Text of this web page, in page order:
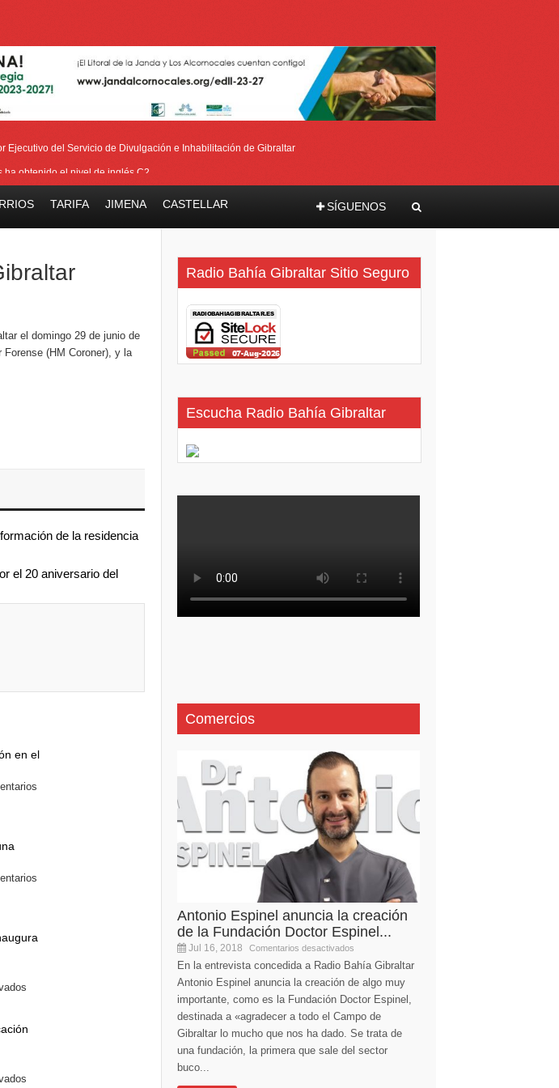
Ejecutivo del Servicio de Divulgación e Inhabilitación de Gibraltar
ha obtenido el nivel de inglés C2
TARIFA JIMENA CASTELLAR SÍGUENOS
el domingo 29 de junio de
(HM Coroner), y la
de la residencia
el 20 aniversario del
en el
Radio Bahía Gibraltar Sitio Seguro
Escucha Radio Bahía Gibraltar
Comercios
Antonio Espinel anuncia la creación
de la Fundación Doctor Espinel...
Jul 16, 2018 Comentarios desactivados
En la entrevista concedida a Radio Bahía Gibraltar
Antonio Espinel anuncia la creación de algo muy
importante, como es la Fundación Doctor Espinel,
destinada a «agradecer a todo el Campo de
Gibraltar lo mucho que nos ha dado. Se trata de
una fundación, la primera que sale del sector
buco...